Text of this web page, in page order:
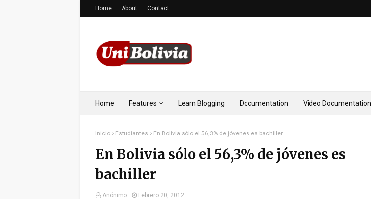
Home About Contact
Home Features Learn Blogging Documentation Video Documentation
Inicio Estudiantes En Bolivia sólo el 56,3% de jóvenes es bachiller
En Bolivia sólo el 56,3% de jóvenes es
bachiller
Anónimo Febrero 20, 2012